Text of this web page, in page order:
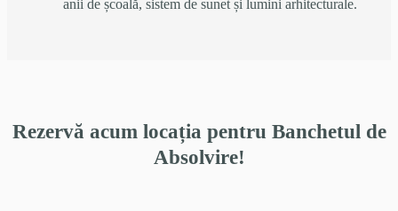
anii de școală, sistem de sunet și lumini arhitecturale.
Rezervă acum locația pentru Banchetul de
Absolvire!